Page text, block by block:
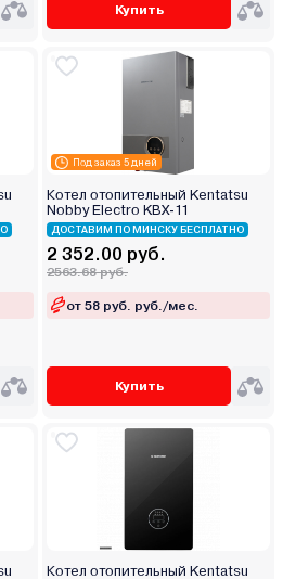
Купить
Под заказ 5 дней
Котел отопительный Kentatsu
Nobby Electro KBX-11
ДОСТАВИМ ПО МИНСКУ БЕСПЛАТНО
2 352.00 руб.
2563.68 руб.
от 58 руб. руб./мес.
Купить
Котел отопительный Kentatsu